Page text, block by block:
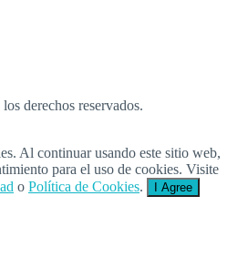
derechos reservados.
Al continuar usando este sitio web,
para el uso de cookies. Visite
o Política de Cookies. I Agree